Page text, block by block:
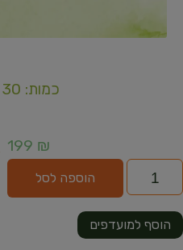
כמות: 30
199 ₪
הוספה לסל
הוסף למועדפים